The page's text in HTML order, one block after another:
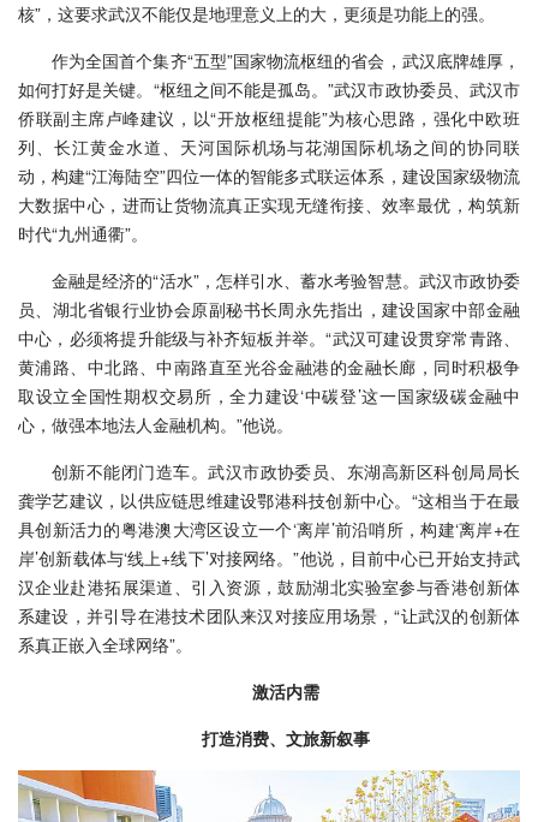
核”，这要求武汉不能仅是地理意义上的大，更须是功能上的强。
作为全国首个集齐“五型”国家物流枢纽的省会，武汉底牌雄厚，
如何打好是关键。“枢纽之间不能是孤岛。”武汉市政协委员、武汉市
侨联副主席卢峰建议，以“开放枢纽提能”为核心思路，强化中欧班
列、长江黄金水道、天河国际机场与花湖国际机场之间的协同联
动，构建“江海陆空”四位一体的智能多式联运体系，建设国家级物流
大数据中心，进而让货物流真正实现无缝衔接、效率最优，构筑新
时代“九州通衢”。
金融是经济的“活水”，怎样引水、蓄水考验智慧。武汉市政协委
员、湖北省银行业协会原副秘书长周永先指出，建设国家中部金融
中心，必须将提升能级与补齐短板并举。“武汉可建设贯穿常青路、
黄浦路、中北路、中南路直至光谷金融港的金融长廊，同时积极争
取设立全国性期权交易所，全力建设‘中碳登’这一国家级碳金融中
心，做强本地法人金融机构。”他说。
创新不能闭门造车。武汉市政协委员、东湖高新区科创局局长
龚学艺建议，以供应链思维建设鄂港科技创新中心。“这相当于在最
具创新活力的粤港澳大湾区设立一个‘离岸’前沿哨所，构建‘离岸+在
岸’创新载体与‘线上+线下’对接网络。”他说，目前中心已开始支持武
汉企业赴港拓展渠道、引入资源，鼓励湖北实验室参与香港创新体
系建设，并引导在港技术团队来汉对接应用场景，“让武汉的创新体
系真正嵌入全球网络”。
激活内需
打造消费、文旅新叙事